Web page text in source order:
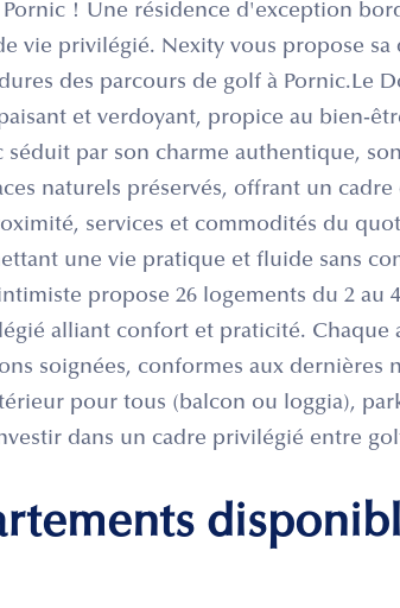
! Une résidence d'exception
vie privilégié. Nexity vous propose sa
des parcours de golf à Pornic.Le
et verdoyant, propice au bien-
séduit par son charme authentique,
naturels préservés, offrant un
services et commodités du
une vie pratique et fluide sans
propose 26 logements du 2 au
alliant confort et praticité. Chaque
soignées, conformes aux dernières
pour tous (balcon ou loggia),
dans un cadre privilégié entre